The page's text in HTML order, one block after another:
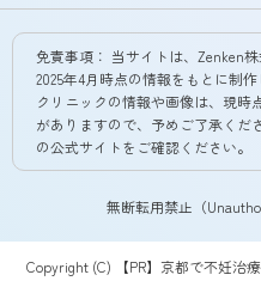
免責事項： 当サイトは、Zenken
2025年4月時点の情報をもとに制
クリニックの情報や画像は、現時
がありますので、予めご了承くだ
の公式サイトをご確認ください。
無断転用禁止（
Copyright (C) 【PR】 京都で不妊治